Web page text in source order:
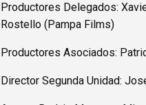
Productores Delegados:
Rostello (Pampa Films)
Productores Asociados:
Director Segunda Unidad: